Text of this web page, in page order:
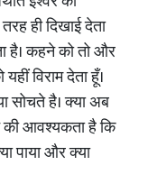
ही दिखाई देता
है। कहने को तो और
विराम देता हूँ।
सोचते है। क्या अब
आवश्यकता है कि
पाया और क्या